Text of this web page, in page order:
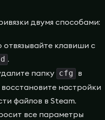
двумя способами:
отвязывайте клавиши с
.
папку cfg в
настройки
файлов в Steam.
все параметры